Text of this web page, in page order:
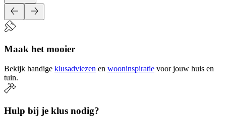
Maak het mooier
Bekijk handige klusadviezen en wooninspiratie voor jouw huis en
tuin.
Hulp bij je klus nodig?